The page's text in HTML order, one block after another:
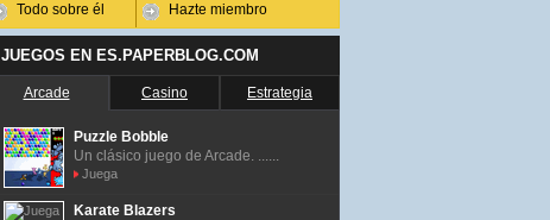
Todo sobre él Hazte miembro
JUEGOS EN ES.PAPERBLOG.COM
Arcade Casino Estrategia
Puzzle Bobble
Un clásico juego de Arcade. ......
Juega
Karate Blazers